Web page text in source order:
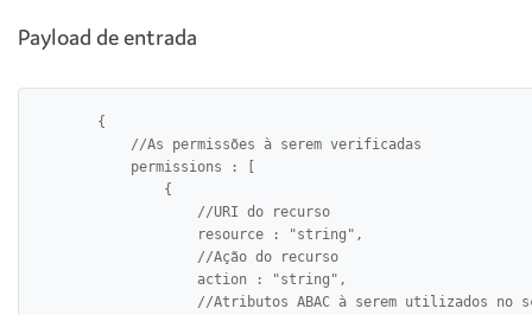
Payload de entrada
        {
            //As permissões à serem verificadas
            permissions : [
                {
                    //URI do recurso
                    resource : "string",
                    //Ação do recurso
                    action : "string",
//Atributos ABAC à serem utilizados no